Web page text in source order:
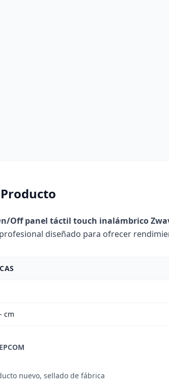
Off panel táctil touch inalámbrico
diseñado para ofrecer
cm
nuevo, sellado de fábrica